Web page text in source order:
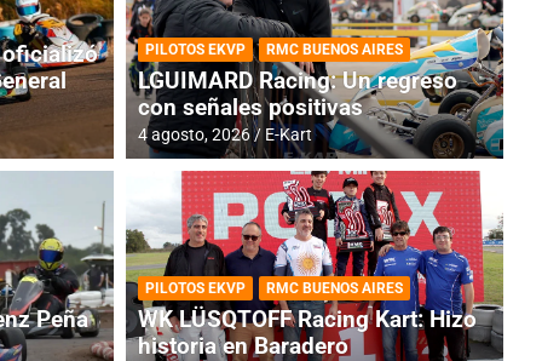
RMC BUENOS AIRES
Cerró una jornada
oficializó
Peña
PILOTOS EKVP RMC BUENOS AIRES
LGUIMARD Racing: Un regreso
con señales positivas
4 agosto, 2026 E-Kart
PILOTOS EKVP RMC BUENOS AIRES
WK LÜSQTOFF Racing Kart: Hizo
historia en Baradero